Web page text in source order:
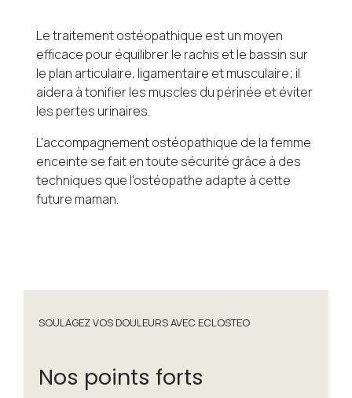
Le traitement ostéopathique est un moyen
efficace pour équilibrer le rachis et le bassin sur
le plan articulaire, ligamentaire et musculaire; il
aidera à tonifier les muscles du périnée et éviter
les pertes urinaires.
L'accompagnement ostéopathique de la femme
enceinte se fait en toute sécurité grâce à des
techniques que l'ostéopathe adapte à cette
future maman.
SOULAGEZ VOS DOULEURS AVEC ECLOSTEO
Nos points forts